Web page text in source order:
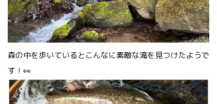
森の中を歩いているとこんなに素敵な滝を見つけたようで
す！👀